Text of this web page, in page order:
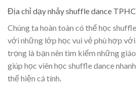
Địa chỉ dạy nhảy shuffle dance
Chúng ta hoàn toàn có thể học
với những lớp học vui vẻ phù hợp
trọng là bạn nên tìm kiếm những
giúp học viên học shuffle dance
thể hiện cá tính.